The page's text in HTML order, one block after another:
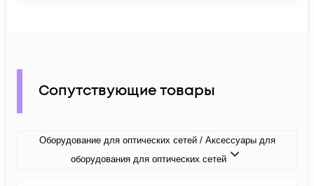
Сопутствующие товары
Оборудование для оптических сетей / Аксессуары для
оборудования для оптических сетей